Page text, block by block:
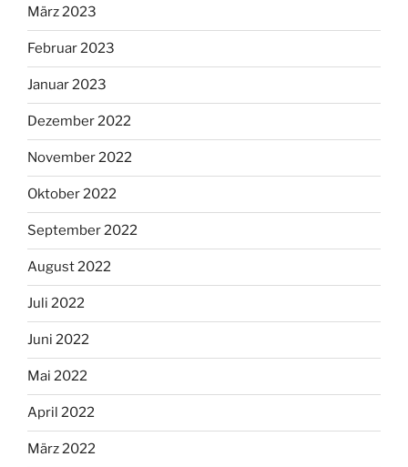
März 2023
Februar 2023
Januar 2023
Dezember 2022
November 2022
Oktober 2022
September 2022
August 2022
Juli 2022
Juni 2022
Mai 2022
April 2022
März 2022